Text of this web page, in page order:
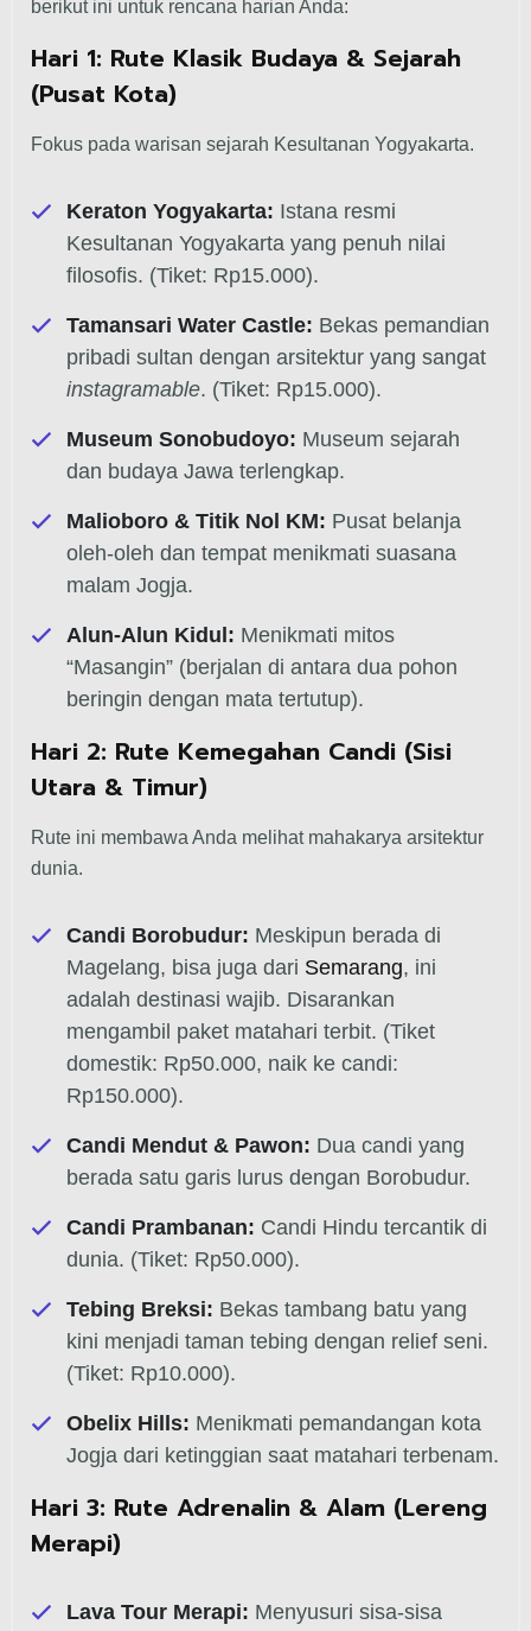
berikut ini untuk rencana harian Anda:
Hari 1: Rute Klasik Budaya & Sejarah
(Pusat Kota)
Fokus pada warisan sejarah Kesultanan Yogyakarta.
Keraton Yogyakarta: Istana resmi
Kesultanan Yogyakarta yang penuh nilai
filosofis. (Tiket: Rp15.000).
Tamansari Water Castle: Bekas pemandian
pribadi sultan dengan arsitektur yang sangat
instagramable. (Tiket: Rp15.000).
Museum Sonobudoyo: Museum sejarah
dan budaya Jawa terlengkap.
Malioboro & Titik Nol KM: Pusat belanja
oleh-oleh dan tempat menikmati suasana
malam Jogja.
Alun-Alun Kidul: Menikmati mitos
“Masangin” (berjalan di antara dua pohon
beringin dengan mata tertutup).
Hari 2: Rute Kemegahan Candi (Sisi
Utara & Timur)
Rute ini membawa Anda melihat mahakarya arsitektur
dunia.
Candi Borobudur: Meskipun berada di
Magelang, bisa juga dari Semarang, ini
adalah destinasi wajib. Disarankan
mengambil paket matahari terbit. (Tiket
domestik: Rp50.000, naik ke candi:
Rp150.000).
Candi Mendut & Pawon: Dua candi yang
berada satu garis lurus dengan Borobudur.
Candi Prambanan: Candi Hindu tercantik di
dunia. (Tiket: Rp50.000).
Tebing Breksi: Bekas tambang batu yang
kini menjadi taman tebing dengan relief seni.
(Tiket: Rp10.000).
Obelix Hills: Menikmati pemandangan kota
Jogja dari ketinggian saat matahari terbenam.
Hari 3: Rute Adrenalin & Alam (Lereng
Merapi)
Lava Tour Merapi: Menyusuri sisa-sisa